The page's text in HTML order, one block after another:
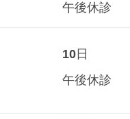
午後休診
10 日
午後休診